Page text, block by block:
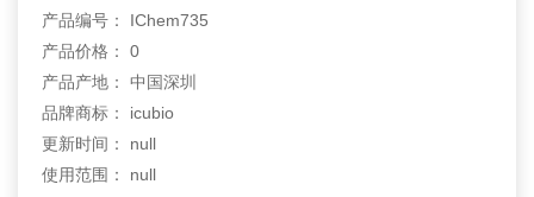
产品编号： IChem735
产品价格： 0
产品产地： 中国深圳
品牌商标： icubio
更新时间： null
使用范围： null